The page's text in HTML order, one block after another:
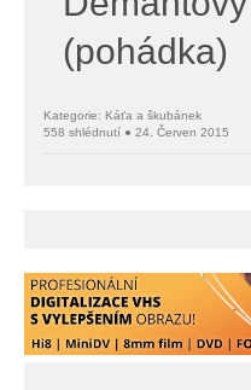
(pohádka)
Kategorie: Káťa a škubánek
558 shlédnutí ● 24. Červen 2015